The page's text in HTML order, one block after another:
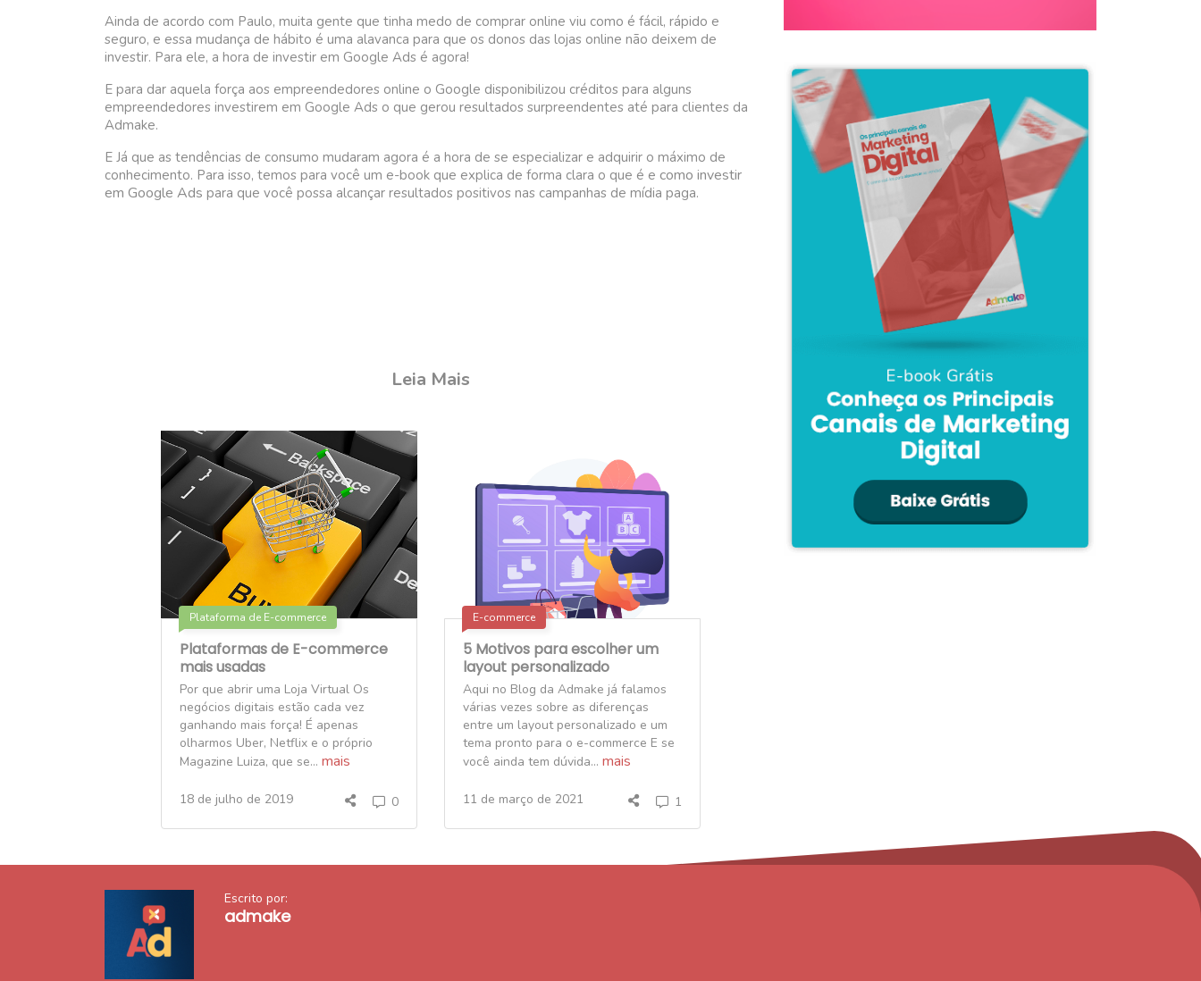
Ainda de acordo com Paulo, muita gente que tinha medo de comprar online viu como é fácil, rápido e
seguro, e essa mudança de hábito é uma alavanca para que os donos das lojas online não deixem de
investir. Para ele, a hora de investir em Google Ads é agora!
E para dar aquela força aos empreendedores online o Google disponibilizou créditos para alguns
empreendedores investirem em Google Ads o que gerou resultados surpreendentes até para clientes da
Admake.
E Já que as tendências de consumo mudaram agora é a hora de se especializar e adquirir o máximo de
conhecimento. Para isso, temos para você um e-book que explica de forma clara o que é e como investir
em Google Ads para que você possa alcançar resultados positivos nas campanhas de mídia paga.
Leia Mais
Plataforma de E-commerce
Plataformas de E-commerce
mais usadas
Por que abrir uma Loja Virtual Os
negócios digitais estão cada vez
ganhando mais força! É apenas
olharmos Uber, Netflix e o próprio
Magazine Luiza, que se...mais
18 de julho de 2019 0
E-commerce
5 Motivos para escolher um
layout personalizado
Aqui no Blog da Admake já falamos
várias vezes sobre as diferenças
entre um layout personalizado e um
tema pronto para o e-commerce E se
você ainda tem dúvida... mais
11 de março de 2021 1
Escrito por:
admake